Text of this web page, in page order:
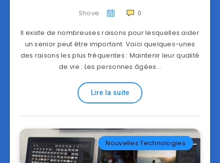
Shove 0
Il existe de nombreuses raisons pour lesquelles aider
un senior peut être important. Voici quelques-unes
des raisons les plus fréquentes : Maintenir leur qualité
de vie : Les personnes âgées…
Lire la suite
Nouvelles Technologies